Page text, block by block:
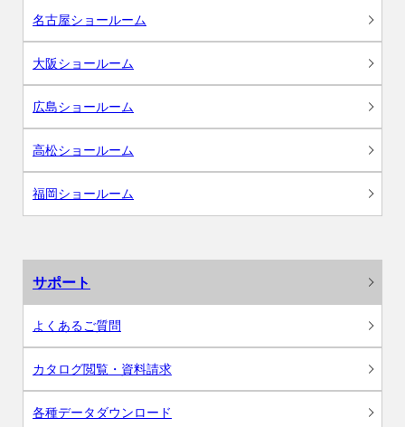
名古屋ショールーム
大阪ショールーム
広島ショールーム
高松ショールーム
福岡ショールーム
サポート
よくあるご質問
カタログ閲覧・資料請求
各種データダウンロード